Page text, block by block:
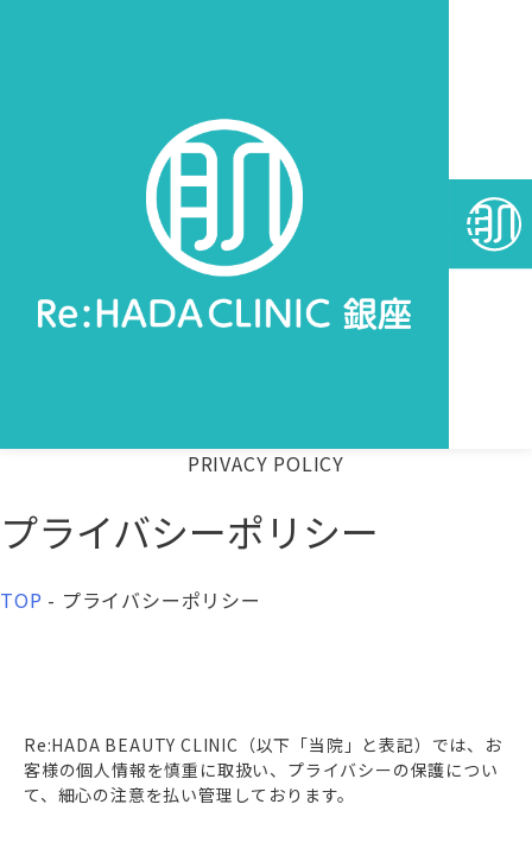
PRIVACY POLICY
プライバシーポリシー
TOP - プライバシーポリシー
Re:HADA BEAUTY CLINIC（以下「当院」と表記）では、お
客様の個人情報を慎重に取扱い、プライバシーの保護につい
て、細心の注意を払い管理しております。